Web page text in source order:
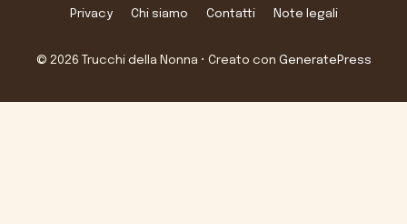
Privacy Chi siamo Contatti Note legali
© 2026 Trucchi della Nonna • Creato con GeneratePress